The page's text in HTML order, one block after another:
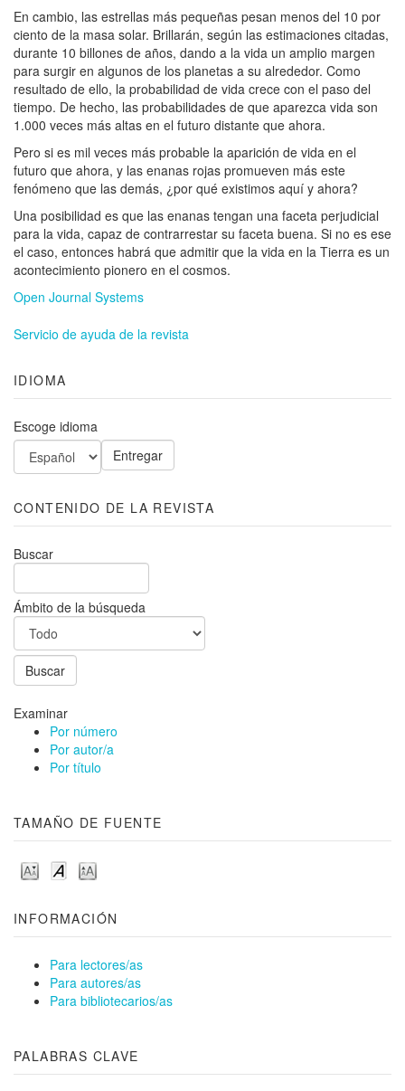
En cambio, las estrellas más pequeñas pesan menos del 10 por
ciento de la masa solar. Brillarán, según las estimaciones citadas,
durante 10 billones de años, dando a la vida un amplio margen
para surgir en algunos de los planetas a su alrededor. Como
resultado de ello, la probabilidad de vida crece con el paso del
tiempo. De hecho, las probabilidades de que aparezca vida son
1.000 veces más altas en el futuro distante que ahora.
Pero si es mil veces más probable la aparición de vida en el
futuro que ahora, y las enanas rojas promueven más este
fenómeno que las demás, ¿por qué existimos aquí y ahora?
Una posibilidad es que las enanas tengan una faceta perjudicial
para la vida, capaz de contrarrestar su faceta buena. Si no es ese
el caso, entonces habrá que admitir que la vida en la Tierra es un
acontecimiento pionero en el cosmos.
Open Journal Systems
Servicio de ayuda de la revista
IDIOMA
Escoge idioma
CONTENIDO DE LA REVISTA
Buscar
Ámbito de la búsqueda
Examinar
Por número
Por autor/a
Por título
TAMAÑO DE FUENTE
INFORMACIÓN
Para lectores/as
Para autores/as
Para bibliotecarios/as
PALABRAS CLAVE